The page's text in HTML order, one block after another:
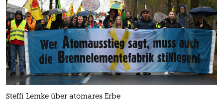
epaper login
Steffi Lemke über atomares Erbe